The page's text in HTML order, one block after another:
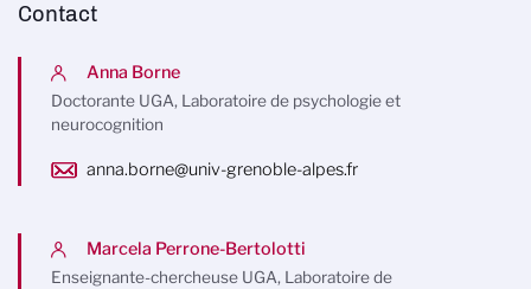
Contact
Anna Borne
Doctorante UGA, Laboratoire de psychologie et
neurocognition
anna.borne@univ-grenoble-alpes.fr
Marcela Perrone-Bertolotti
Enseignante-chercheuse UGA, Laboratoire de